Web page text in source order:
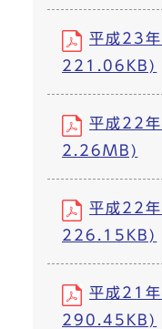
平成23
221.06KB)
平成22
2.26MB)
平成22
226.15KB)
平成21
290.45KB)